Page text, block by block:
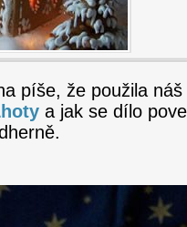
píše, že použila
a jak se dílo